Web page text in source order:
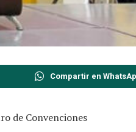
Compartir en
de Convenciones